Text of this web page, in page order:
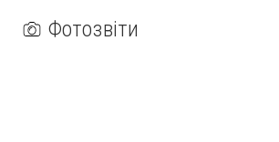
Фотозвіти